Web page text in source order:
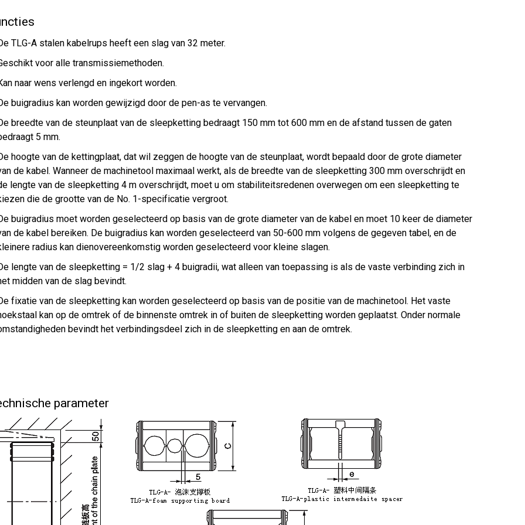
TLG-A stalen kabelrups heeft een slag van 32 meter.
voor alle transmissiemethoden.
naar wens verlengd en ingekort worden.
buigradius kan worden gewijzigd door de pen-as te vervangen.
breedte van de steunplaat van de sleepketting bedraagt 150 mm tot 600 mm en de afstand tussen de gaten
5 mm.
hoogte van de kettingplaat, dat wil zeggen de hoogte van de steunplaat, wordt bepaald door de grote diameter
de kabel. Wanneer de machinetool maximaal werkt, als de breedte van de sleepketting 300 mm overschrijdt en
lengte van de sleepketting 4 m overschrijdt, moet u om stabiliteitsredenen overwegen om een sleepketting te
die de grootte van de No. 1-specificatie vergroot.
buigradius moet worden geselecteerd op basis van de grote diameter van de kabel en moet 10 keer de diameter
de kabel bereiken. De buigradius kan worden geselecteerd van 50-600 mm volgens de gegeven tabel, en de
radius kan dienovereenkomstig worden geselecteerd voor kleine slagen.
lengte van de sleepketting = 1/2 slag + 4 buigradii, wat alleen van toepassing is als de vaste verbinding zich in
midden van de slag bevindt.
fixatie van de sleepketting kan worden geselecteerd op basis van de positie van de machinetool. Het vaste
kan op de omtrek of de binnenste omtrek in of buiten de sleepketting worden geplaatst. Onder normale
bevindt het verbindingsdeel zich in de sleepketting en aan de omtrek.
parameter